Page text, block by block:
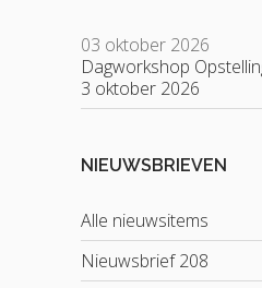
03 oktober 2026
Dagworkshop
3 oktober 2026
NIEUWSBRIEVEN
Alle nieuwsitems
Nieuwsbrief 208